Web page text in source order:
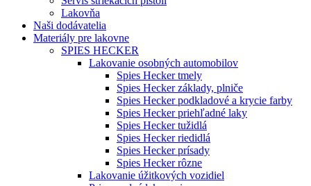
Lakovňa
Naši dodávatelia
Materiály pre lakovne
SPIES HECKER
Lakovanie osobných automobilov
Spies Hecker tmely
Spies Hecker základy, plniče
Spies Hecker podkladové a krycie farby
Spies Hecker priehľadné laky
Spies Hecker tužidlá
Spies Hecker riedidlá
Spies Hecker prísady
Spies Hecker rôzne
Lakovanie úžitkových vozidiel